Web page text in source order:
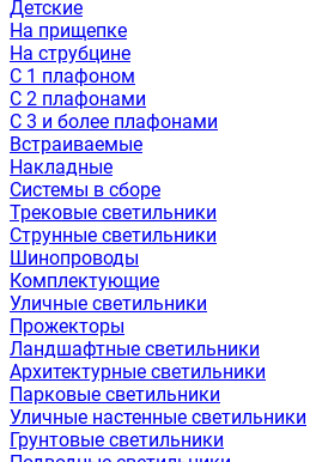
Детские
На прищепке
На струбцине
С 1 плафоном
С 2 плафонами
С 3 и более плафонами
Встраиваемые
Накладные
Системы в сборе
Трековые светильники
Струнные светильники
Шинопроводы
Комплектующие
Уличные светильники
Прожекторы
Ландшафтные светильники
Архитектурные светильники
Парковые светильники
Уличные настенные светильники
Грунтовые светильники